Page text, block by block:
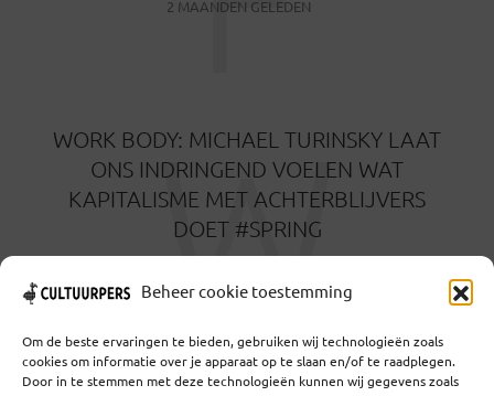
Beheer cookie toestemming
Om de beste ervaringen te bieden, gebruiken wij technologieën zoals
cookies om informatie over je apparaat op te slaan en/of te raadplegen.
Door in te stemmen met deze technologieën kunnen wij gegevens zoals
2 MAANDEN GELEDEN
WORK BODY: MICHAEL TURINSKY LAAT
ONS INDRINGEND VOELEN WAT
KAPITALISME MET ACHTERBLIJVERS
DOET #SPRING
W